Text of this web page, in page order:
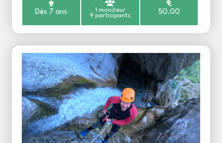
Dès 7 ans
1 moniteur
9 participants
50.00